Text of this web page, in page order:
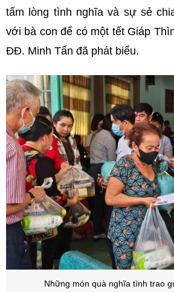
tấm lòng tình nghĩa và sự sẻ
với bà con để có một tết Giáp
ĐĐ. Minh Tấn đã phát biểu.
Những món quà nghĩa tình trao